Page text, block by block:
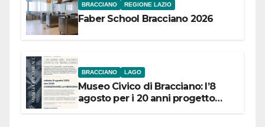
BRACCIANO REGIONE LAZIO
Faber School Bracciano 2026
BRACCIANO LAGO
Museo Civico di Bracciano: l’8
agosto per i 20 anni progetto